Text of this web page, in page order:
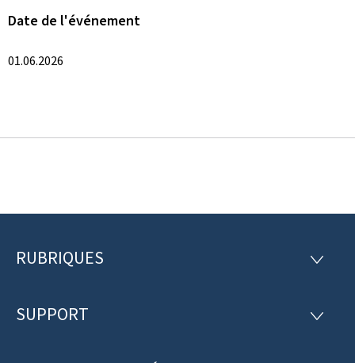
Date de l'événement
01.06.2026
P
e
RUBRIQUES
R
R
SUPPORT
S